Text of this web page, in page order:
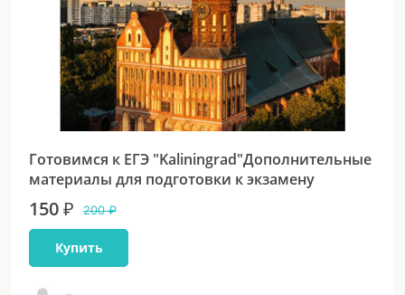
Готовимся к ЕГЭ "Kaliningrad"Дополнительные
материалы для подготовки к экзамену
150 ₽ 200 ₽
Купить